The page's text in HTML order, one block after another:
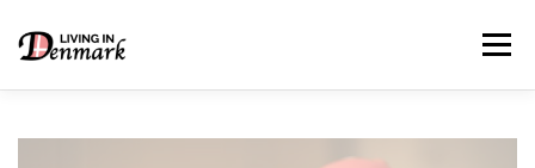
メニュー